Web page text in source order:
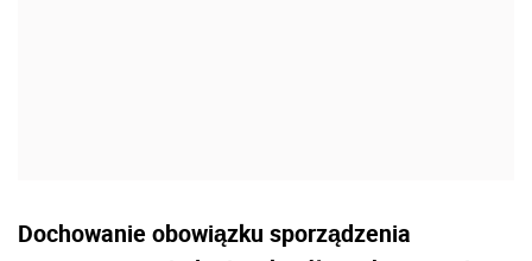
Dochowanie obowiązku sporządzenia